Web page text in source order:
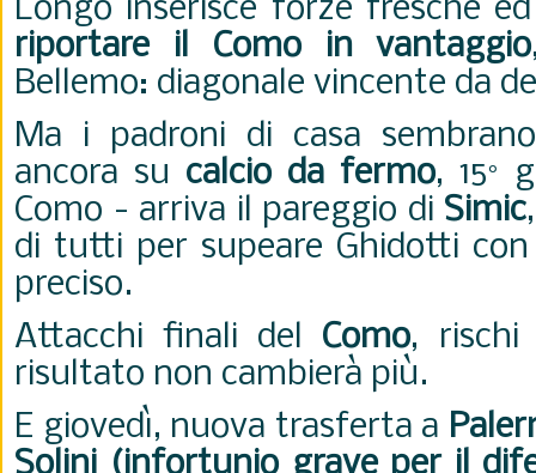
Longo inserisce forze fresche
riportare il Como in vantaggio
Bellemo: diagonale vincente da
Ma i padroni di casa
ancora su calcio da fermo, 15°
Como - arriva il pareggio di Simic
di tutti per supeare Ghidotti
preciso.
Attacchi finali del Como, rischi
risultato non cambierà più.
E giovedì, nuova trasferta a
Solini (infortunio grave per il